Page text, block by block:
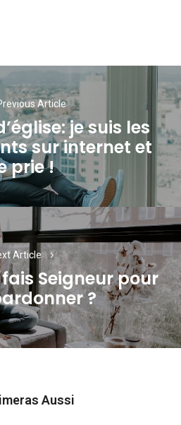
Article
Previous
post:
je suis les
sur internet et
prie !
Article
Next
post:
Seigneur pour
?
Aussi